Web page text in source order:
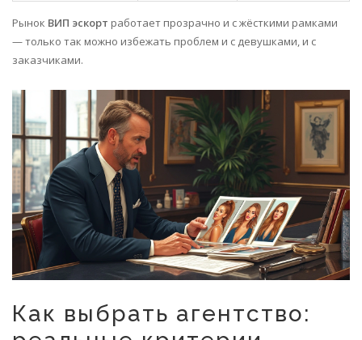
Рынок ВИП эскорт работает прозрачно и с жёсткими рамками
— только так можно избежать проблем и с девушками, и с
заказчиками.
Как выбрать агентство: